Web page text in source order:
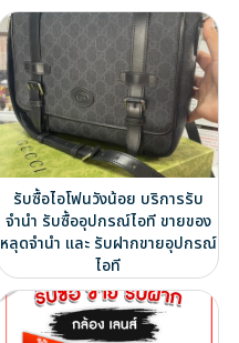
รับซื้อไอโฟนวังน้อย บริการรับ
จำนำ รับซื้ออุปกรณ์ไอที ขายของ
หลุดจำนำ และ รับฝากขายอุปกรณ์
ไอที